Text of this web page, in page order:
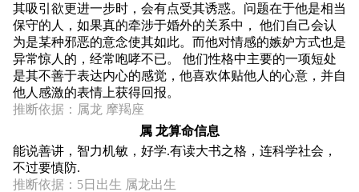
其吸引欲更进一步时，会有点受其诱惑。问题在于他是相当
保守的人，如果真的牵涉于婚外的关系中， 他们自己会认
为是某种邪恶的意念使其如此。而他对情感的嫉妒方式也是
异常惊人的，经常咆哮不已。 他们性格中主要的一项短处
是其不善于表达内心的感觉，他喜欢体贴他人的心意，并自
他人感激的表情上获得回报。
推断依据：属龙 摩羯座
属 龙算命信息
能说善讲，智力机敏，好学.有读大书之格，连科学社会，
不过要慎防.
推断依据：5日出生 属龙出生